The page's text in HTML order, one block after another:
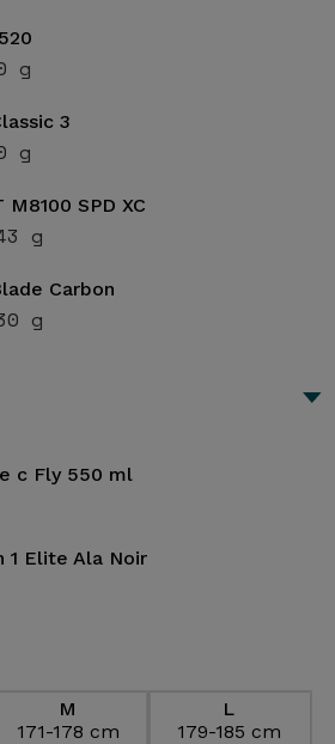
g
3
g
M8100 SPD XC
g
Carbon
g
c Fly 550 ml
1 Elite Ala Noir
M
171-178 cm
L
179-185 cm